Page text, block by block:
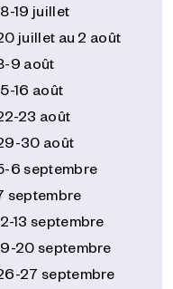
18-19 juillet
20 juillet au 2 août
8-9 août
15-16 août
22-23 août
29-30 août
5-6 septembre
7 septembre
12-13 septembre
19-20 septembre
26-27 septembre